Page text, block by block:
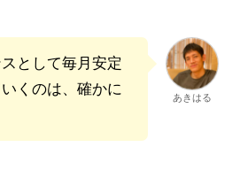
として毎月安定
くのは、確かに
あきはる